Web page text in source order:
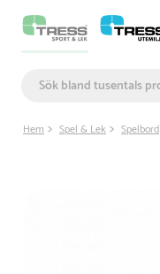
Hem Spel & Lek Spelbord